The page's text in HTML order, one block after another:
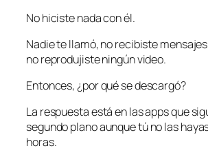
No hiciste nada con él.
Nadie te llamó, no recibiste
no reprodujiste ningún video.
Entonces, ¿por qué se descargó?
La respuesta está en las apps que
segundo plano aunque tú no las
horas.